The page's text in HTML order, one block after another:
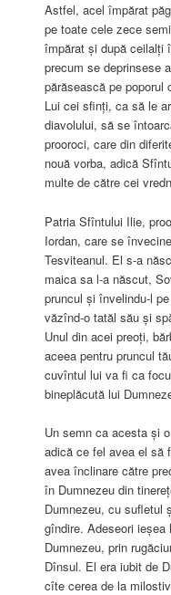
Astfel, acel împărat
pe toate cele zece
împărat și după ceilalți
precum se deprinsese
părăsească pe
Lui cei sfinți, ca să le
diavolului, să se
prooroci, care din
nouă vorba, adică
multe de către cei
Patria Sfîntului Ilie,
Iordan, care se
Tesviteanul. El s-a
maica sa l-a născut,
pruncul și învelindu-l
văzînd-o tatăl său și
Unul din acei preoți,
aceea pentru pruncul
cuvîntul lui va fi ca
bineplăcută lui
Un semn ca acesta și
adică ce fel avea el să
avea înclinare către
în Dumnezeu din
Dumnezeu, cu sufletul
gîndire. Adeseori
Dumnezeu, prin
Dînsul. El era iubit de
cîte cerea de la